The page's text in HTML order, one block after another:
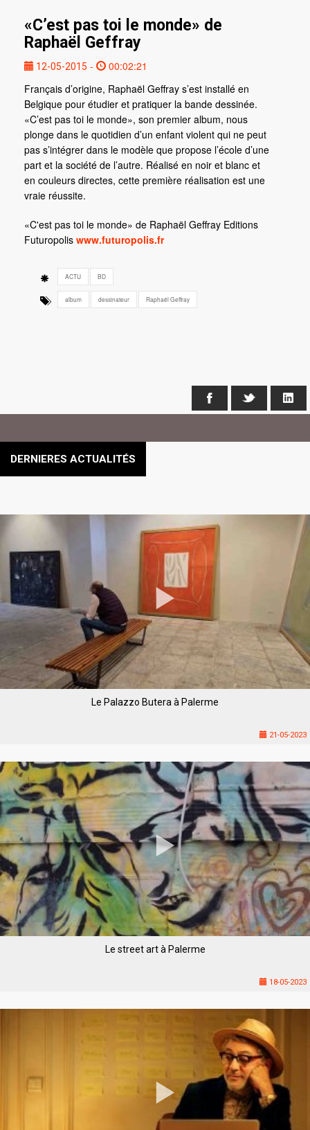
«C’est pas toi le monde» de
Raphaël Geffray
12-05-2015 -
00:02:21
Français d’origine, Raphaël Geffray s’est installé en
Belgique pour étudier et pratiquer la bande dessinée.
«C’est pas toi le monde», son premier album, nous
plonge dans le quotidien d’un enfant violent qui ne peut
pas s’intégrer dans le modèle que propose l’école d’une
part et la société de l’autre. Réalisé en noir et blanc et
en couleurs directes, cette première réalisation est une
vraie réussite.
«C'est pas toi le monde» de Raphaël Geffray Editions
Futuropolis www.futuropolis.fr
ACTU BD
album dessinateur Raphaël Geffray
Facebook
DERNIERES ACTUALITÉS
Le Palazzo Butera à Palerme
21-05-2023
Le street art à Palerme
18-05-2023